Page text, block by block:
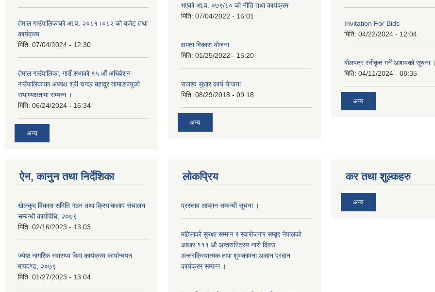
तेमाल गाउँपालिकाको आ.व. २०८१।०८२ को बजेट तथा
कार्यक्रम
मिति: 07/04/2024 - 12:30
तेमाल गाउँपालिका, गाउँ सभाको १५ औं अधिवेशन
गाउँपालिकाका अध्यक्ष श्री चन्द्र बहादुर तामाङज्यूको
सभाध्यक्षतामा सम्पन्न ।
मिति: 06/24/2024 - 16:34
अन्य
भएको आ.व. ०७९/८० को नीति तथा कार्यक्रम
मिति: 07/04/2022 - 16:01
क्षमता विकास योजना
मिति: 01/25/2022 - 15:20
राजश्व सुधार कार्य येाजना
मिति: 08/29/2018 - 09:18
अन्य
Invitation For Bids
मिति: 04/22/2024 - 12:04
बोलपत्र स्वीकृत गर्ने आशयको सूचना ।
मिति: 04/11/2024 - 08:35
अन्य
ऐन, कानुन तथा निर्देशिका
खेलकुद विकास समिति गठन तथा क्रियाकलाप संचालन
सम्बन्धी कार्यविधि, २०७९
मिति: 02/16/2023 - 13:03
ज्येष्ठ नागरिक स्वास्थ्य विमा कार्यक्रम कार्यान्वयन
मापदण्ड, २०७९
मिति: 01/27/2023 - 13:04
लोकप्रिय
प्रस्ताव आव्हान सम्बन्धी सूचना ।
महिलाको सुरक्षा सम्मान र स्वारोजगार सम्बृद्द नेपालको
आधार १११ औ अन्तरास्ट्रिय नारी दिवस
अन्तरक्रियात्मक तथा शुभकामना आदान प्रदान
कार्यक्रम सम्पन्न ।
कर तथा शुल्कहरु
अन्य